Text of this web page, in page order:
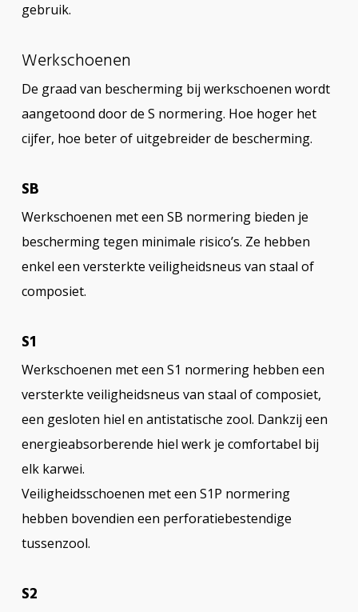
gebruik.
Werkschoenen
De graad van bescherming bij werkschoenen wordt
aangetoond door de S normering. Hoe hoger het
cijfer, hoe beter of uitgebreider de bescherming.
SB
Werkschoenen met een SB normering bieden je
bescherming tegen minimale risico’s. Ze hebben
enkel een versterkte veiligheidsneus van staal of
composiet.
S1
Werkschoenen met een S1 normering hebben een
versterkte veiligheidsneus van staal of composiet,
een gesloten hiel en antistatische zool. Dankzij een
energieabsorberende hiel werk je comfortabel bij
elk karwei.
Veiligheidsschoenen met een S1P normering
hebben bovendien een perforatiebestendige
tussenzool.
S2